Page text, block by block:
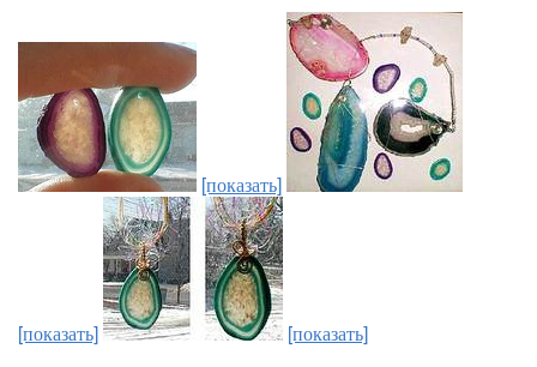
[показать]
[показать] [показать]